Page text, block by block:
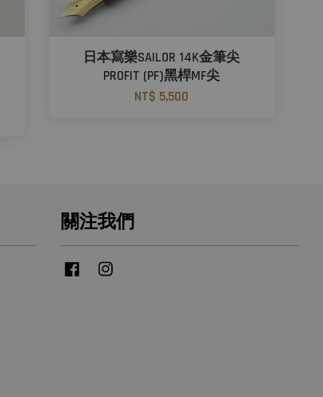
日本寫樂SAILOR 14K金筆尖
PROFIT (PF)黑桿MF尖
NT$ 5,500
關注我們
Facebook